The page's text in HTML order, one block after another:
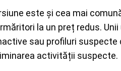
este și cea mai
la un preț redus.
sau profiluri
activității suspecte.